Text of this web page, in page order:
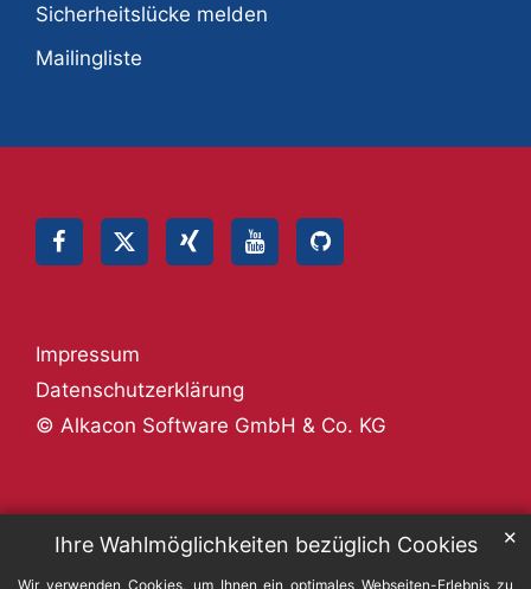
Ihre Wahlmöglichkeiten bezüglich Cookies
Wir verwenden Cookies, um Ihnen ein optimales Webseiten-Erlebnis zu
✕
Sicherheitslücke melden
Mailingliste
© Alkacon Software GmbH & Co. KG
Datenschutzerklärung
Impressum